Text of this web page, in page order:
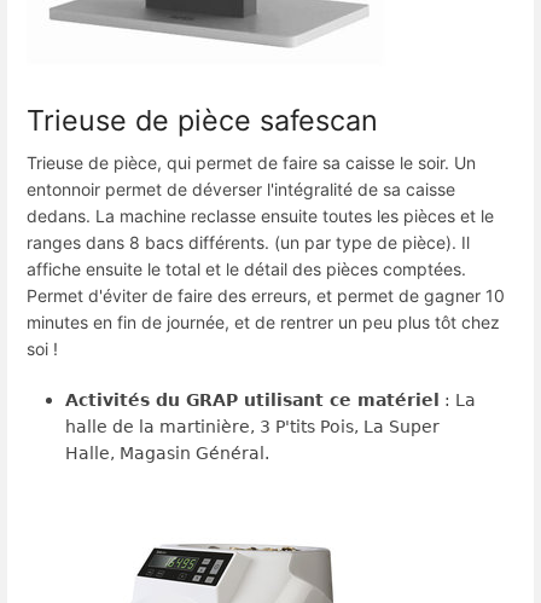
Trieuse de pièce safescan
Trieuse de pièce, qui permet de faire sa caisse le soir. Un
entonnoir permet de déverser l'intégralité de sa caisse
dedans. La machine reclasse ensuite toutes les pièces et le
ranges dans 8 bacs différents. (un par type de pièce). Il
affiche ensuite le total et le détail des pièces comptées.
Permet d'éviter de faire des erreurs, et permet de gagner 10
minutes en fin de journée, et de rentrer un peu plus tôt chez
soi !
Activités du GRAP utilisant ce matériel : La
halle de la martinière, 3 P'tits Pois, La Super
Halle, Magasin Général.